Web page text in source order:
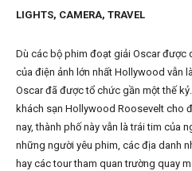
LIGHTS, CAMERA, TRAVEL
Dù các bộ phim đoạt giải Oscar được
của điện ảnh lớn nhất Hollywood vẫn
Oscar đã được tổ chức gần một thế
khách sạn Hollywood Roosevelt cho
nay, thành phố này vẫn là trái tim của
những người yêu phim, các địa danh
hay các tour tham quan trường quay